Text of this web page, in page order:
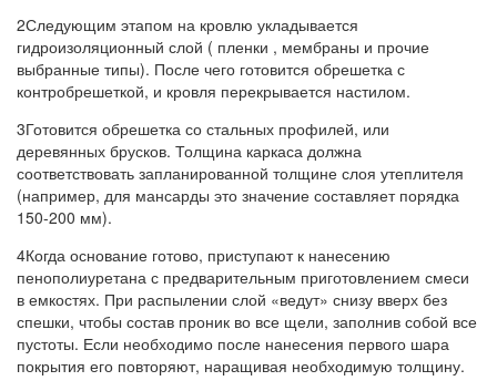
2Следующим этапом на кровлю укладывается
гидроизоляционный слой ( пленки , мембраны и прочие
выбранные типы). После чего готовится обрешетка с
контробрешеткой, и кровля перекрывается настилом.
3Готовится обрешетка со стальных профилей, или
деревянных брусков. Толщина каркаса должна
соответствовать запланированной толщине слоя утеплителя
(например, для мансарды это значение составляет порядка
150-200 мм).
4Когда основание готово, приступают к нанесению
пенополиуретана с предварительным приготовлением смеси
в емкостях. При распылении слой «ведут» снизу вверх без
спешки, чтобы состав проник во все щели, заполнив собой все
пустоты. Если необходимо после нанесения первого шара
покрытия его повторяют, наращивая необходимую толщину.